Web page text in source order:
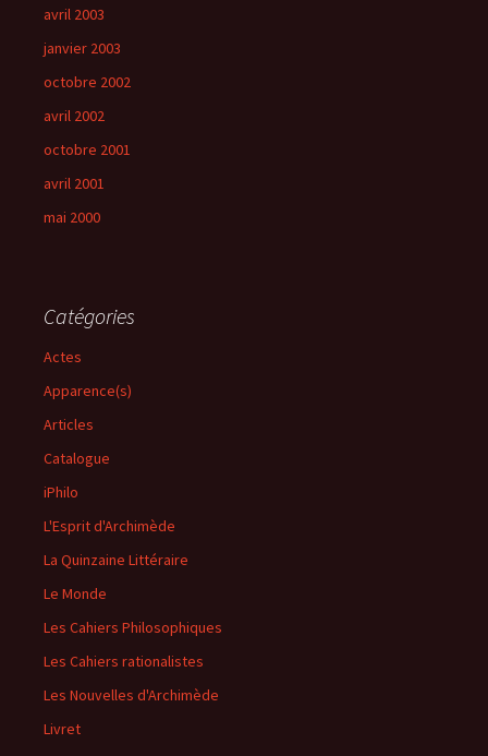
avril 2003
janvier 2003
octobre 2002
avril 2002
octobre 2001
avril 2001
mai 2000
Catégories
Actes
Apparence(s)
Articles
Catalogue
iPhilo
L'Esprit d'Archimède
La Quinzaine Littéraire
Le Monde
Les Cahiers Philosophiques
Les Cahiers rationalistes
Les Nouvelles d'Archimède
Livret